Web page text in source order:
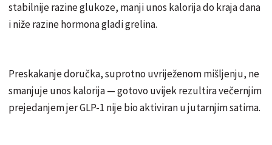
stabilnije razine glukoze, manji unos kalorija do kraja dana
i niže razine hormona gladi grelina.
Preskakanje doručka, suprotno uvriježenom mišljenju, ne
smanjuje unos kalorija — gotovo uvijek rezultira večernjim
prejedanjem jer GLP-1 nije bio aktiviran u jutarnjim satima.